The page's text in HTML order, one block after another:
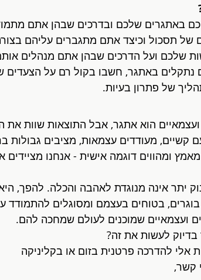
באתגרים שלכם ובדרכים שבהן אתם
של תסכול וכיצד אתם מתגברים עליהם
שלכם ועל הדרכים שבהן אתם מנהלים
באתגר, חשבו בקול רם על הצעדים
של פתרון בעיות.
ועצמאיים הוא אתגר, אבל התוצאות שוות
קשיים, מעודדים עצמאות, מציבים גבולות
ומהווים דוגמה אישית - אנחנו
יתר אינה מנוגדת לאהבה והכלה. להפך,
בטוחים בעצמם ומסוגלים להתמודד
ועצמאיים שמוכנים לעולם שמחכה להם.
בדיוק לעשות את זה?
אלי להדרכה פרטנית בזום או בקליניקה
קשר,